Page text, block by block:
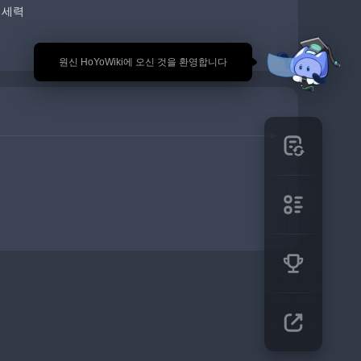
🎉 원신 HoYoWiki에 오신 것을 환영합니다
력